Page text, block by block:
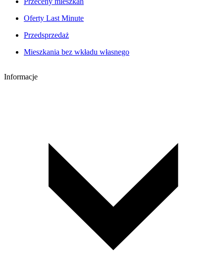
Oferty Last Minute
Przedsprzedaż
Mieszkania bez wkładu własnego
Informacje